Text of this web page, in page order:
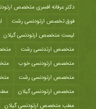
دکتر عرفانه افسری متخصص
فوق تخصص ارتودنسی رشت
لیست متخصص ارتودنسی گیلان
متخصص ارتدنسی رشت
متخصص ارتودنسی خوب
متخصص ارتودنسی رشت
متخصص ارتودنسی گیلان
مطب متخصص ارتودنسی گیلان